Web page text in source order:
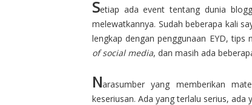
Setiap ada event tentang dunia
melewatkannya. Sudah beberapa kali
lengkap dengan penggunaan EYD,
of social media, dan masih ada
Narasumber yang memberikan
keseriusan. Ada yang terlalu serius,